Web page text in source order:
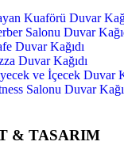
Kuaförü Duvar
Salonu Duvar
Duvar Kağıdı
Duvar Kağıdı
ve İçecek Duvar
Salonu Duvar
& TASARIM